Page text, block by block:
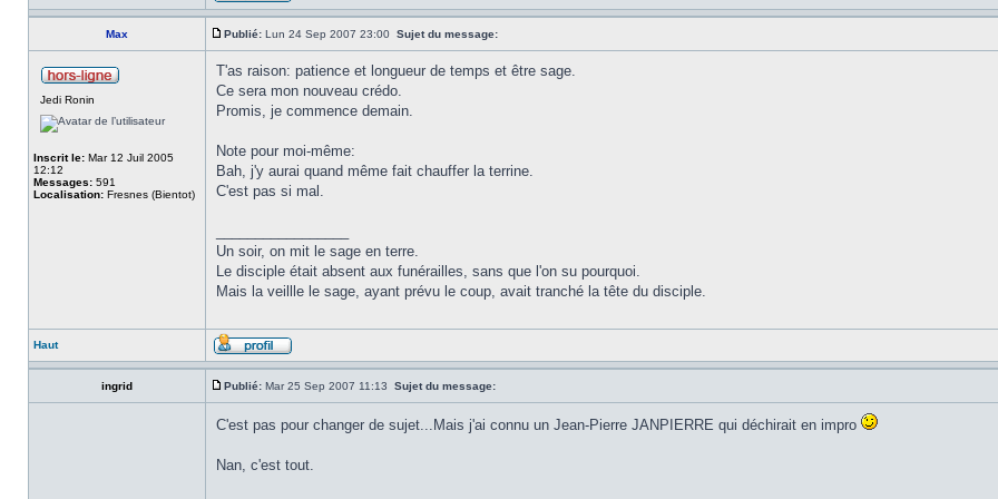
Max Publié: Lun 24 Sep 2007 23:00 Sujet du message:
Jedi Ronin
Inscrit le: Mar 12 Juil 2005
12:12
Messages: 591
Localisation: Fresnes (Bientot)
T'as raison: patience et longueur de temps et être sage.
Ce sera mon nouveau crédo.
Promis, je commence demain.
Note pour moi-même:
Bah, j'y aurai quand même fait chauffer la terrine.
C'est pas si mal.
Un soir, on mit le sage en terre.
Le disciple était absent aux funérailles, sans que l'on su pourquoi.
Mais la veillle le sage, ayant prévu le coup, avait tranché la tête du disciple.
Haut
ingrid Publié: Mar 25 Sep 2007 11:13 Sujet du message:
C'est pas pour changer de sujet...Mais j'ai connu un Jean-Pierre JANPIERRE qui déchirait en impro
Nan, c'est tout.